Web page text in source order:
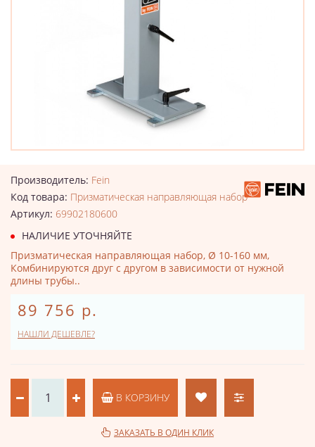
Производитель: Fein
Код товара: Призматическая направляющая набор
Артикул: 69902180600
НАЛИЧИЕ УТОЧНЯЙТЕ
Призматическая направляющая набор, Ø 10-160 мм,
Комбинируются друг с другом в зависимости от нужной
длины трубы..
89 756 р.
НАШЛИ ДЕШЕВЛЕ?
В КОРЗИНУ
ЗАКАЗАТЬ В ОДИН КЛИК